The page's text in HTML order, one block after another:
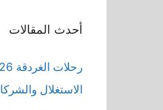
أحدث المقالات
الاستغلال